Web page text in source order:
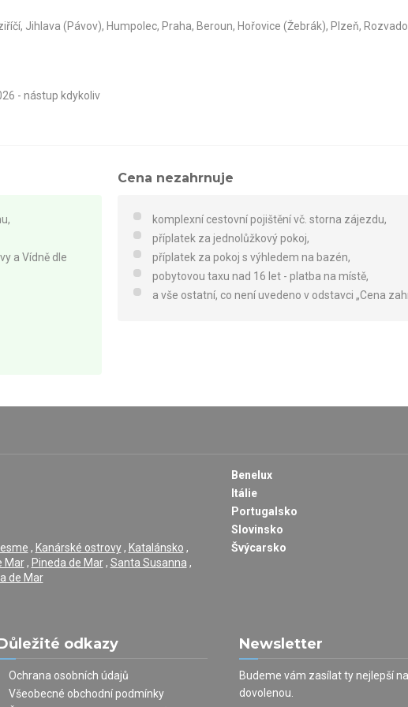
Jihlava (Pávov), Humpolec, Praha, Beroun, Hořovice (Žebrák), Plzeň,
- nástup kdykoliv
a Vídně dle
Cena nezahrnuje
komplexní cestovní pojištění vč. storna zájezdu,
příplatek za jednolůžkový pokoj,
příplatek za pokoj s výhledem na bazén,
pobytovou taxu nad 16 let - platba na místě,
a vše ostatní, co není uvedeno v odstavci „Cena
Benelux
Itálie
Portugalsko
Slovinsko
, Kanárské ostrovy, Katalánsko ,
Mar, Pineda de Mar, Santa Susanna ,
de Mar
Švýcarsko
odkazy
Ochrana osobních údajů
Všeobecné obchodní podmínky
Newsletter
Budeme vám zasílat ty nejlepší
dovolenou.